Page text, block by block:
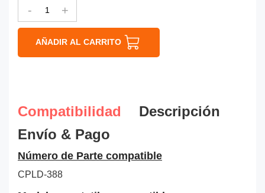
- +
AÑADIR AL CARRITO
Compatibilidad
Descripción
Envío & Pago
Número de Parte compatible
CPLD-388